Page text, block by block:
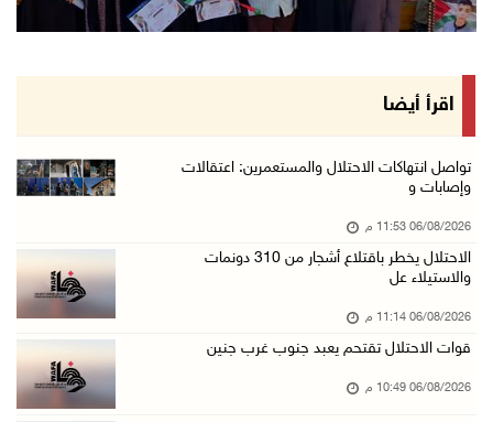
ورشة توصي بخطة عاجلة لاستعادة التعليم الوجاهي ...
الرئيس يستقبل مجلس بلدية رام الله ويشدد على د ...
جماهير شعبنا تشيع جثمان الشهيد علاء صبيح في ت ...
الاحتلال يوسع حملات الدهم والاعتقال في قلنديا ...
06/آب/2026 08:06 م
الرئيس المصري وملك البحرين يشددان على ضرورة ت ...
اقرأ أيضا
تواصل انتهاكات الاحتلال والمستعمرين: اعتقالات
وإصابات و
06/08/2026 11:53 م
الاحتلال يخطر باقتلاع أشجار من 310 دونمات
والاستيلاء عل
06/08/2026 11:14 م
قوات الاحتلال تقتحم يعبد جنوب غرب جنين
06/08/2026 10:49 م